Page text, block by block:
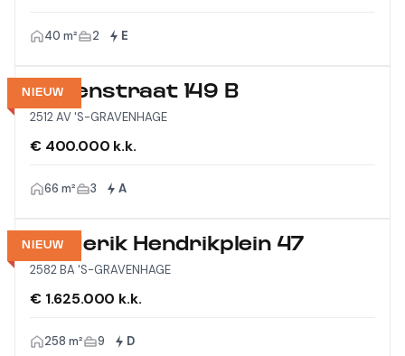
40 m² 2 E
NIEUW
Wagenstraat 149 B
2512 AV 'S-GRAVENHAGE
€ 400.000 k.k.
66 m² 3 A
NIEUW
Frederik Hendrikplein 47
2582 BA 'S-GRAVENHAGE
€ 1.625.000 k.k.
258 m² 9 D